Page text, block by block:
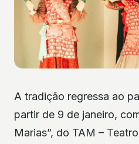
A tradição regressa ao
partir de 9 de janeiro,
Marias”, do TAM –